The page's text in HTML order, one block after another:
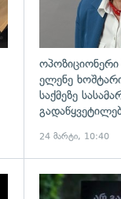
ელენე
საქმეზე
24 მარტი, 10:40
გადახედვა